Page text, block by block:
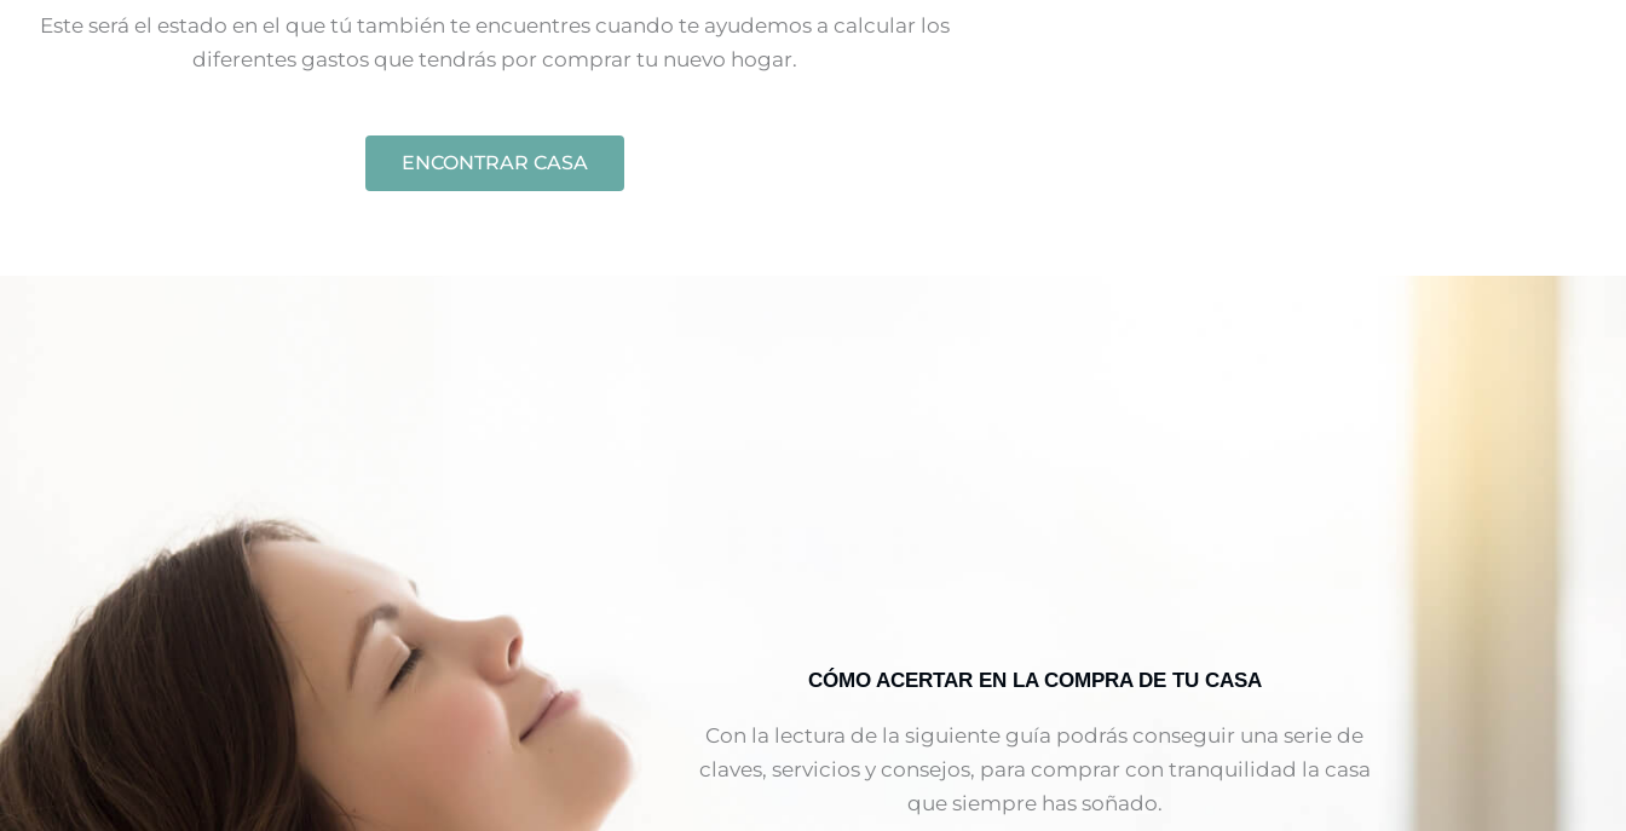
Este será el estado en el que tú también te encuentres cuando te ayudemos a calcular los
diferentes gastos que tendrás por comprar tu nuevo hogar.
ENCONTRAR CASA
CÓMO ACERTAR EN LA COMPRA DE TU CASA
Con la lectura de la siguiente guía podrás conseguir una serie de
claves, servicios y consejos, para comprar con tranquilidad la casa
que siempre has soñado.